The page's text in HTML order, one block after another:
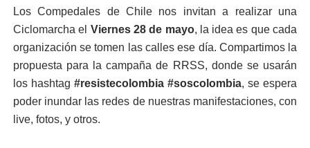
Los Compedales de Chile nos invitan a realizar una
Ciclomarcha el Viernes 28 de mayo, la idea es que cada
organización se tomen las calles ese día. Compartimos la
propuesta para la campaña de RRSS, donde se usarán
los hashtag #resistecolombia #soscolombia, se espera
poder inundar las redes de nuestras manifestaciones, con
live, fotos, y otros.